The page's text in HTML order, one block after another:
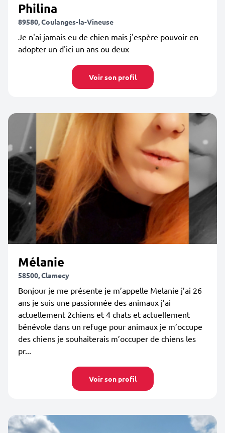
Philina
89580, Coulanges-la-Vineuse
Je n'ai jamais eu de chien mais j'espère pouvoir en
adopter un d'ici un ans ou deux
Voir son profil
Mélanie
58500, Clamecy
Bonjour je me présente je m’appelle Melanie j’ai 26
ans je suis une passionnée des animaux j’ai
actuellement 2chiens et 4 chats et actuellement
bénévole dans un refuge pour animaux je m’occupe
des chiens je souhaiterais m’occuper de chiens les
pr...
Voir son profil